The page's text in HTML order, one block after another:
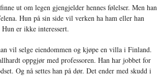
ut om legen gjengjelder hennes følelser. Men han
Hun på sin side vil verken ha ham eller han
er ikke interessert.
vil selge eiendommen og kjøpe en villa i Finland.
oppgjør med professoren. Han har jobbet for
Og nå settes han på dør. Det ender med skudd i